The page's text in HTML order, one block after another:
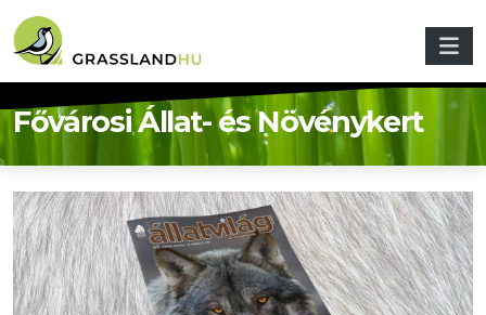
Fővárosi Állat- és Növénykert